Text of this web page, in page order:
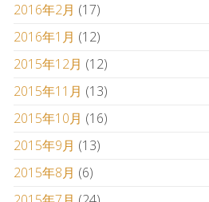
2016年2月 (17)
2016年1月 (12)
2015年12月 (12)
2015年11月 (13)
2015年10月 (16)
2015年9月 (13)
2015年8月 (6)